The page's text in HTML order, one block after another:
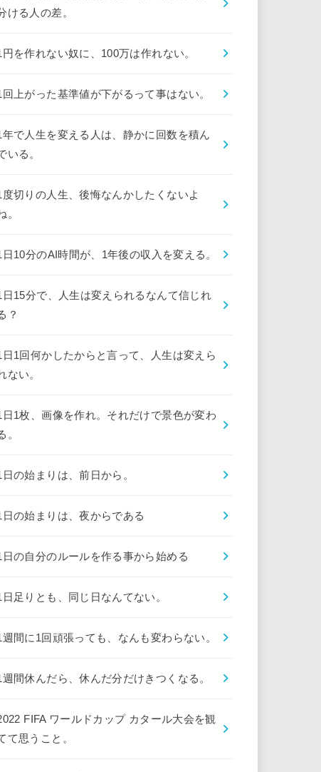
ける人の差。
円を作れない奴に、100万は作れない。
回上がった基準値が下がるって事はない。
年で人生を変える人は、静かに回数を積ん
いる。
度切りの人生、後悔なんかしたくないよ
。
日10分のAI時間が、1年後の収入を変える。
日15分で、人生は変えられるなんて信じれ
？
日1回何かしたからと言って、人生は変えら
ない。
日1枚、画像を作れ。それだけで景色が変わ
。
日の始まりは、前日から。
日の始まりは、夜からである
日の自分のルールを作る事から始める
日足りとも、同じ日なんてない。
週間に1回頑張っても、なんも変わらない。
週間休んだら、休んだ分だけきつくなる。
FIFA ワールドカップ カタール大会を観
て思うこと。